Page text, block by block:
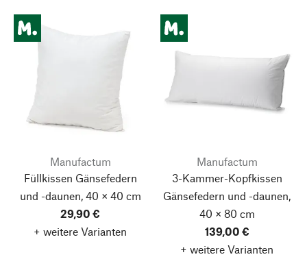
Manufactum
Füllkissen Gänsefedern
und -daunen, 40 × 40 cm
29,90 €
+ weitere Varianten
Manufactum
3-Kammer-Kopfkissen
Gänsefedern und -daunen,
40 × 80 cm
139,00 €
+ weitere Varianten